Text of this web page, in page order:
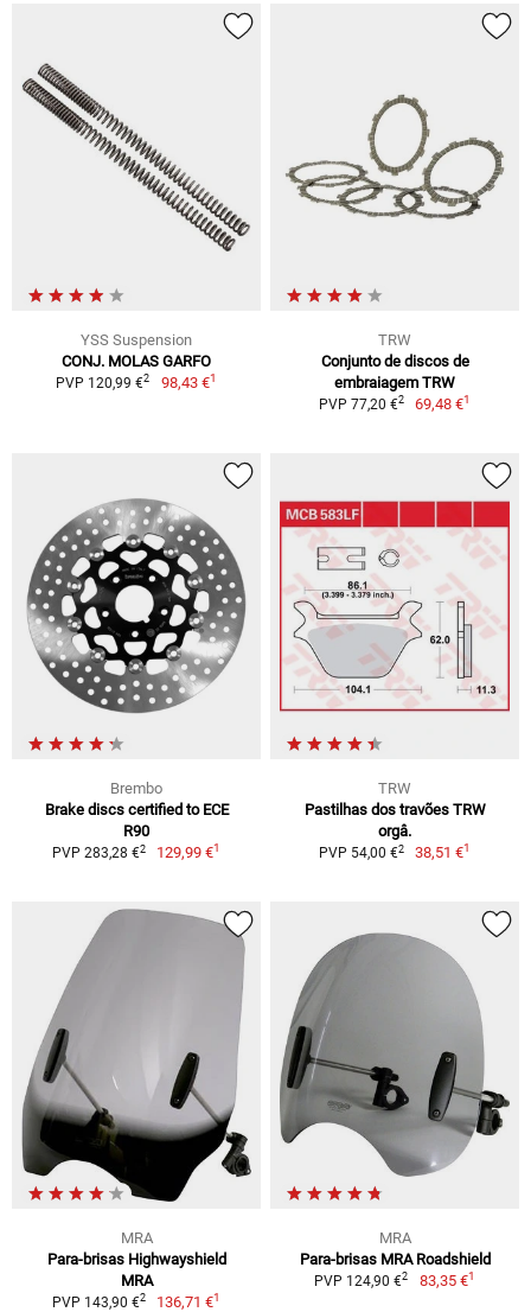
YSS Suspension
CONJ. MOLAS GARFO
PVP 120,99 €2 98,43 €1
TRW
Conjunto de discos de
embraiagem TRW
PVP 77,20 €2 69,48 €1
Brembo
Brake discs certified to ECE
R90
PVP 283,28 €2 129,99 €1
TRW
Pastilhas dos travões TRW
orgâ.
PVP 54,00 €2 38,51 €1
MRA
Para-brisas Highwayshield
MRA
PVP 143,90 €2 136,71 €1
MRA
Para-brisas MRA Roadshield
PVP 124,90 €2 83,35 €1